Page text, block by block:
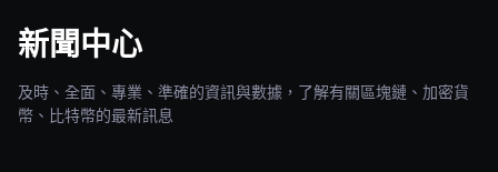
新聞中心
及時、全面、專業、準確的資訊與數據，了解有關區塊鏈、加密貨
幣、比特幣的最新訊息